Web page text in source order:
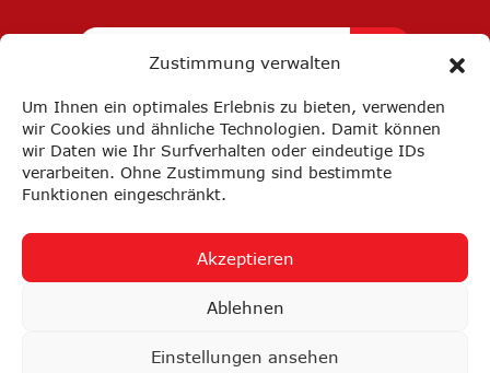
Zustimmung verwalten
Um Ihnen ein optimales Erlebnis zu bieten, verwenden
wir Cookies und ähnliche Technologien. Damit können
wir Daten wie Ihr Surfverhalten oder eindeutige IDs
verarbeiten. Ohne Zustimmung sind bestimmte
Funktionen eingeschränkt.
Akzeptieren
Ablehnen
Einstellungen ansehen
Impressum Datenschutz
Privatsphäre-Einstellungen
nach oben ↑